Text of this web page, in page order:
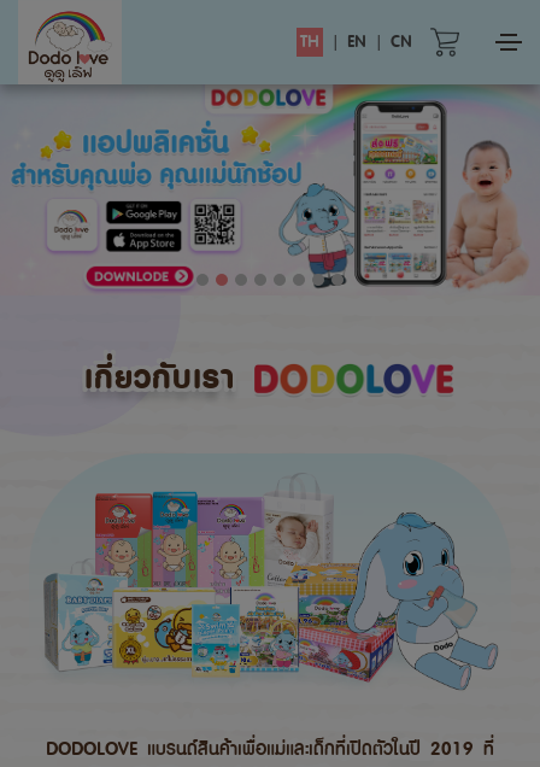
TH | EN | CN
เกี่ยวกับเรา
DODOLOVE แบรนด์สินค้าเพื่อแม่และเด็กที่เปิดตัวในปี 2019 ที่